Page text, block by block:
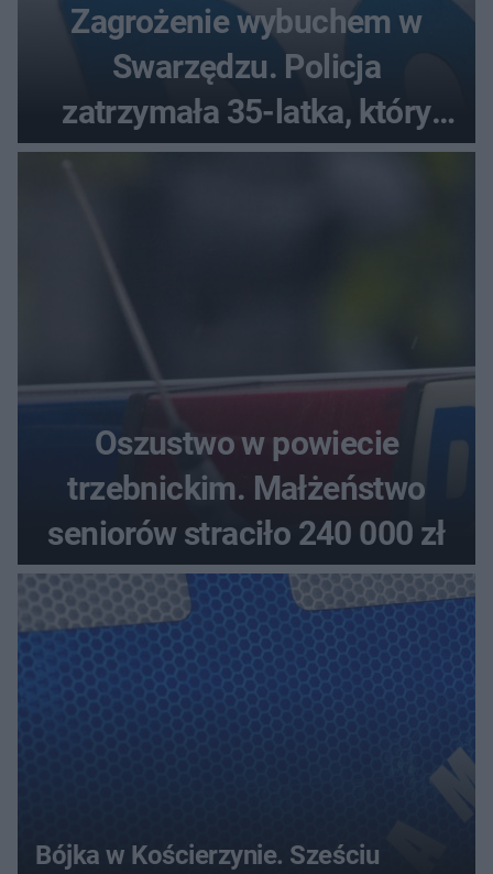
Zagrożenie wybuchem w
Swarzędzu. Policja
zatrzymała 35-latka, który
zgłosił ładunek w swoim
Oszustwo w powiecie
trzebnickim. Małżeństwo
seniorów straciło 240 000 zł
Bójka w Kościerzynie. Sześciu